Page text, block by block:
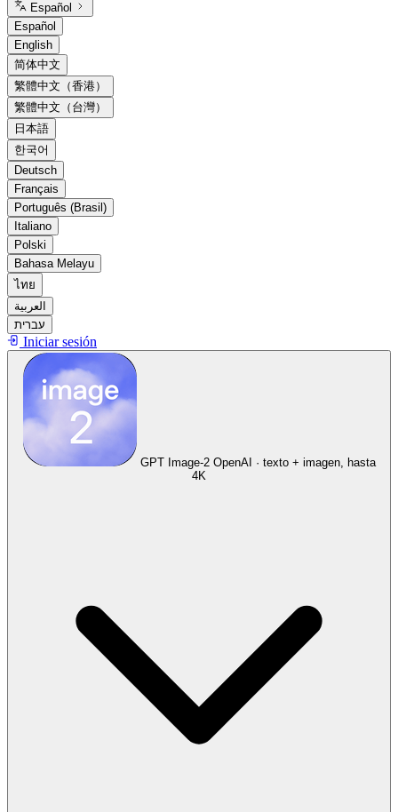
Español
Español
English
简体中文
繁體中文（香港）
繁體中文（台灣）
日本語
한국어
Deutsch
Français
Português (Brasil)
Italiano
Polski
Bahasa Melayu
ไทย
العربية
עברית
Iniciar sesión
GPT Image-2 OpenAI · texto + imagen, hasta
4K